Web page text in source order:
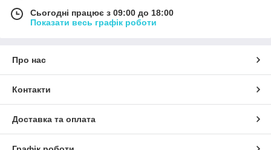
Сьогодні працює з 09:00 до 18:00
Показати весь графік роботи
Про нас
Контакти
Доставка та оплата